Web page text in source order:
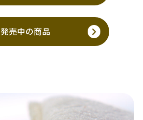
発売中の商品